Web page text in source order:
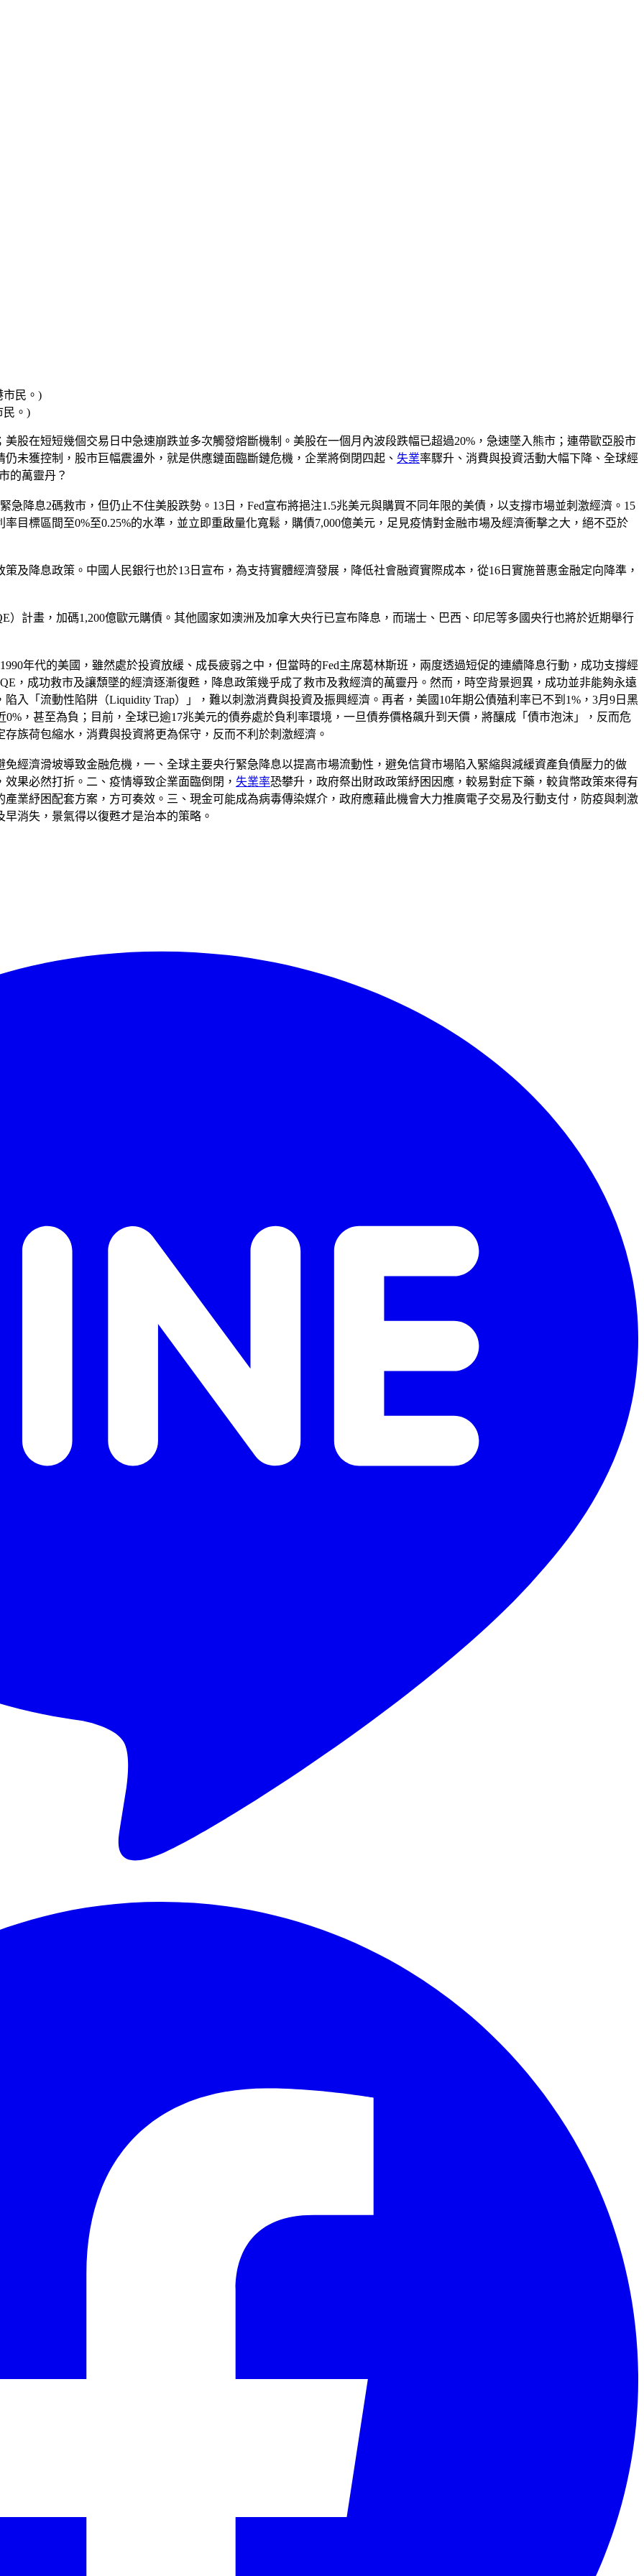
民。)
股在短短幾個交易日中急速崩跌並多次觸發熔斷機制。美股在一個月內波段跌幅已超過20%，急速墜入熊市；連帶歐亞股市
未獲控制，股市巨幅震盪外，就是供應鏈面臨斷鏈危機，企業將倒閉四起、 失業率驟升、消費與投資活動大幅下降、全球經
的萬靈丹？
急降息2碼救市，但仍止不住美股跌勢。13日，Fed宣布將挹注1.5兆美元與購買不同年限的美債，以支撐市場並刺激經濟。15
目標區間至0%至0.25%的水準，並立即重啟量化寬鬆，購債7,000億美元，足見疫情對金融市場及經濟衝擊之大，絕不亞於
及降息政策。中國人民銀行也於13日宣布，為支持實體經濟發展，降低社會融資實際成本，從16日實施普惠金融定向降準，
）計畫，加碼1,200億歐元購債。其他國家如澳洲及加拿大央行已宣布降息，而瑞士、巴西、印尼等多國央行也將於近期舉行
年代的美國，雖然處於投資放緩、成長疲弱之中，但當時的Fed主席葛林斯班，兩度透過短促的連續降息行動，成功支撐經
，成功救市及讓頹墜的經濟逐漸復甦，降息政策幾乎成了救市及救經濟的萬靈丹。然而，時空背景迥異，成功並非能夠永遠
入「流動性陷阱（Liquidity Trap）」，難以刺激消費與投資及振興經濟。再者，美國10年期公債殖利率已不到1%，3月9日黑
，甚至為負；目前，全球已逾17兆美元的債券處於負利率環境，一旦債券價格飆升到天價，將釀成「債市泡沫」，反而危
族荷包縮水，消費與投資將更為保守，反而不利於刺激經濟。
經濟滑坡導致金融危機，一、全球主要央行緊急降息以提高市場流動性，避免信貸市場陷入緊縮與減緩資產負債壓力的做
果必然打折。二、疫情導致企業面臨倒閉， 失業率恐攀升，政府祭出財政政策紓困因應，較易對症下藥，較貨幣政策來得有
業紓困配套方案，方可奏效。三、現金可能成為病毒傳染媒介，政府應藉此機會大力推廣電子交易及行動支付，防疫與刺激
消失，景氣得以復甦才是治本的策略。